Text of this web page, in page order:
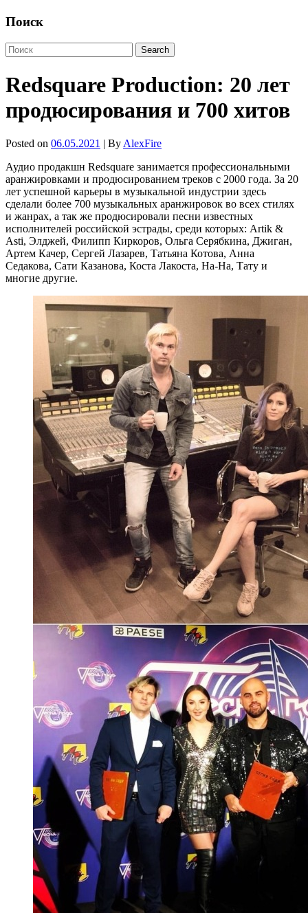
Поиск
Redsquare Production: 20 лет
продюсирования и 700 хитов
Posted on 06.05.2021 | By AlexFire
Аудио продакшн Redsquare занимается профессиональными
аранжировками и продюсированием треков с 2000 года. За 20
лет успешной карьеры в музыкальной индустрии здесь
сделали более 700 музыкальных аранжировок во всех стилях
и жанрах, а так же продюсировали песни известных
исполнителей российской эстрады, среди которых: Artik &
Asti, Элджей, Филипп Киркоров, Ольга Серябкина, Джиган,
Артем Качер, Сергей Лазарев, Татьяна Котова, Анна
Седакова, Сати Казанова, Коста Лакоста, На-На, Тату и
многие другие.